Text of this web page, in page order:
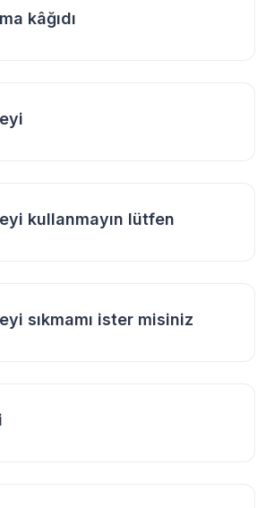
kâğıdı
kullanmayın lütfen
sıkmamı ister misiniz